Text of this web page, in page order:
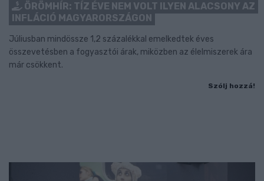
ÖRÖMHÍR: TÍZ ÉVE NEM VOLT ILYEN ALACSONY AZ
INFLÁCIÓ MAGYARORSZÁGON
Júliusban mindössze 1,2 százalékkal emelkedtek éves
összevetésben a fogyasztói árak, miközben az élelmiszerek ára
már csökkent.
Szólj hozzá!